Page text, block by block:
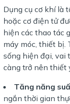
Dụng cụ cơ khí là
hoặc cơ điện tử
hiện các thao tác
máy móc, thiết bị.
sống hiện đại, vai
càng trở nên thiết
Tăng năng
ngắn thời gian